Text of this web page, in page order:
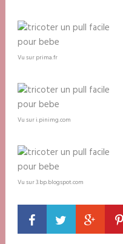
Vu sur prima.fr
Vu sur i.pinimg.com
Vu sur 3.bp.blogspot.com